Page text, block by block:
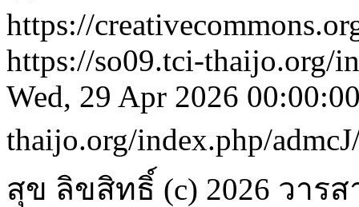
https://
https://so09.tci-thaijo.org/
Wed, 29 Apr 2026
thaijo.org/index.php/
สุข ลิขสิทธิ์ (c) 2026 วาร